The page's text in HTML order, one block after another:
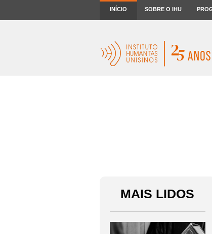
INÍCIO SOBRE O IHU
MAIS LIDOS